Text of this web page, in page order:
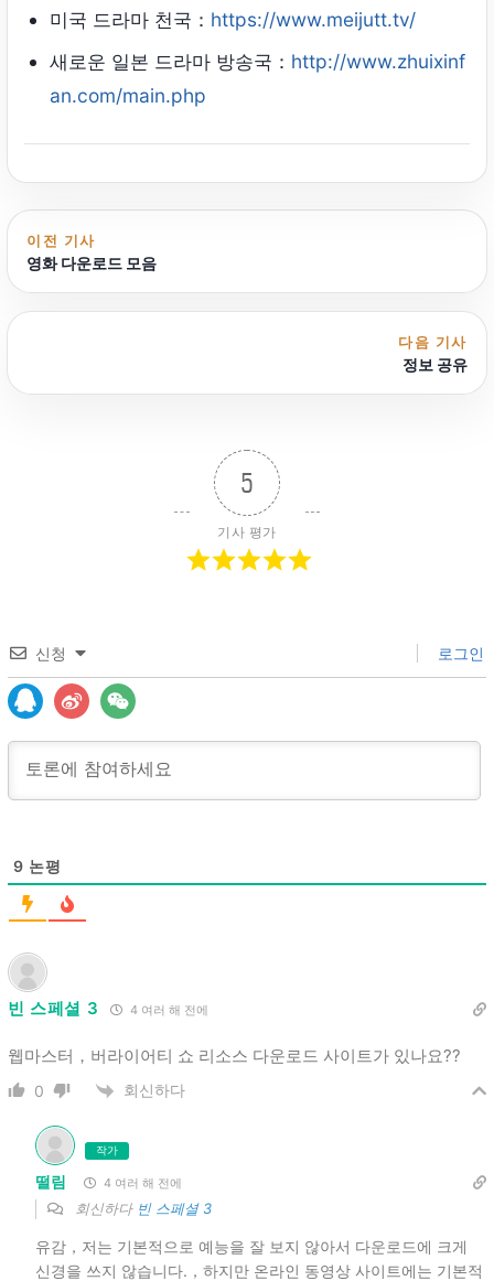
미국 드라마 천국： https://www.meijutt.tv/
새로운 일본 드라마 방송국： http://www.zhuixinf
an.com/main.php
이전 기사
영화 다운로드 모음
다음 기사
정보 공유
5
기사 평가
신청 로그인
9 논평
빈 스페셜 3 4 여러 해 전에
웹마스터，버라이어티 쇼 리소스 다운로드 사이트가 있나요??
0 회신하다
작가
떨림 4 여러 해 전에
회신하다 빈 스페셜 3
유감，저는 기본적으로 예능을 잘 보지 않아서 다운로드에 크게
신경을 쓰지 않습니다.，하지만 온라인 동영상 사이트에는 기본적